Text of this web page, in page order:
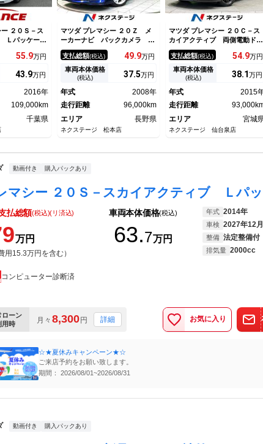
２０Ｓ－ス
Ｌパッケー
ック ＥＴＣ
ミホイール
ルーズコント
ミラー ＨＩ
ＤＶＤ Ｂｌ
続 バックカ
55.9万円
43.9万円
2016年
109,000km
千葉県
マツダ プレマシー ２０Ｚ メ
ーカーナビ バックカメラ 両
側電動スライド ドライブレコ
ーダー フロントフォグ オー
トライト オートエアコン ス
マートキー 電動格納ミラー
支払総額(税込) 49.9万円
車両本体価格
(税込) 37.5万円
年式
2008年
走行距離
96,000km
エリア
長野県
ネクステージ 松本店
マツダ プレマシー ２０Ｃ－ス
カイアクティブ 両側電動ド
ア ＳＤナビ バックカメラ
禁煙車 ドラレコ ＨＩＤヘッ
ド ビルトインＥＴＣ オート
エアコン Ｂｌｕｅｔｏｏｔ
グ ステアリングリモコン キ
ーレスエントリー
支払総額(税込) 54.9万円
車両本体価格
(税込) 38.1万円
年式
2015
走行距離
エリア
宮城
ネクステージ 仙台泉店
動画付き 購入パックあり
払総額(税込)(リ済込)
万円
用15.3万円を含む）
車両本体価格(税込)
63.7万円
年式 2014年
車検 2027年12月
整備 法定整備付
排気量 2000cc
コンピューター診断済
ローン
用時
月々 8,300 円 詳細 お気に入り
☆★夏休みキャンペーン★☆
ご来店予約をお願い致します。
期間： 2026/08/01~2026/08/31
動画付き 購入パックあり